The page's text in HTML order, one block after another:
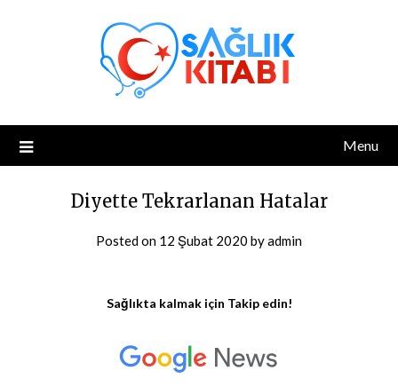
Menu
Diyette Tekrarlanan Hatalar
Posted on 12 Şubat 2020 byadmin
Sağlıkta kalmak için Takip edin!